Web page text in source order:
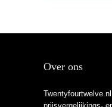
Over ons